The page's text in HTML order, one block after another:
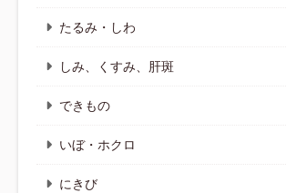
たるみ・しわ
しみ、くすみ、肝斑
できもの
いぼ・ホクロ
にきび